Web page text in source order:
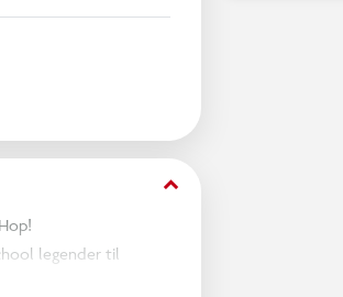
keyboard_arrow_down
legender til